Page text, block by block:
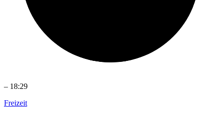
– 18:29
Freizeit